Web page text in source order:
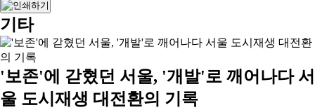
기타
'보존'에 갇혔던 서울, '개발'로 깨어나다 서
울 도시재생 대전환의 기록